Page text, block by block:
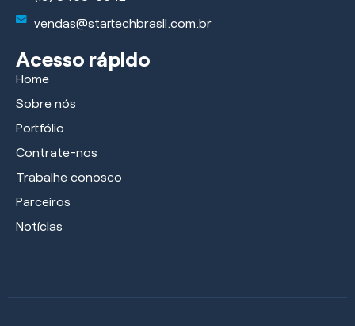
vendas@startechbrasil.com.br
Acesso rápido
Home
Sobre nós
Portfólio
Contrate-nos
Trabalhe conosco
Parceiros
Notícias